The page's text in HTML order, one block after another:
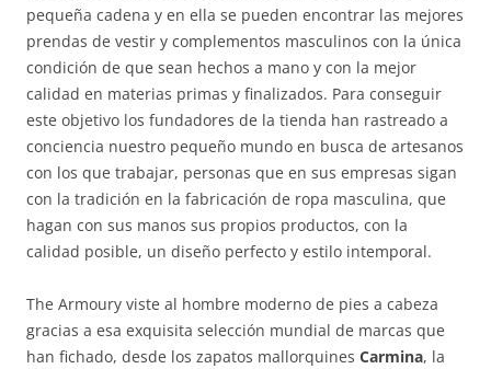
pequeña cadena y en ella se pueden encontrar las mejores
prendas de vestir y complementos masculinos con la única
condición de que sean hechos a mano y con la mejor
calidad en materias primas y finalizados. Para conseguir
este objetivo los fundadores de la tienda han rastreado a
conciencia nuestro pequeño mundo en busca de artesanos
con los que trabajar, personas que en sus empresas sigan
con la tradición en la fabricación de ropa masculina, que
hagan con sus manos sus propios productos, con la
calidad posible, un diseño perfecto y estilo intemporal.
The Armoury viste al hombre moderno de pies a cabeza
gracias a esa exquisita selección mundial de marcas que
han fichado, desde los zapatos mallorquines Carmina, la